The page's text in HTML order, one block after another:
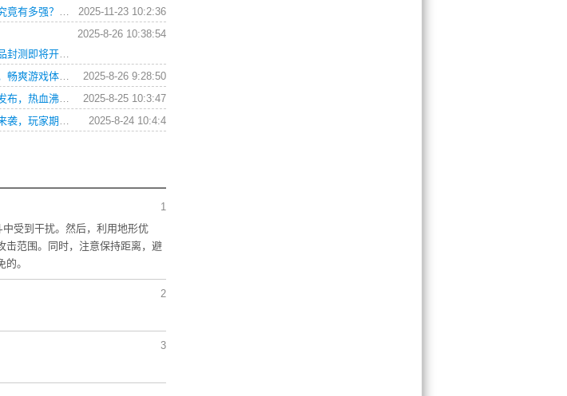
2025-11-23 10:2:36
1.76传奇开挂神器究竟有多强？高手必备攻略与技巧全解析？
2025-8-26 10:38:54
1.76传奇：全新精品封测即将开启！
2025-8-26 9:28:50
1.76传奇重磅推出，畅爽游戏体验等你来！这个消息在所有热爱传奇游戏的玩家中引起了轰动，毕竟1.76版本是传奇游戏中最著名的版本之一，是无数玩家最向往的传奇世界。
2025-8-25 10:3:47
1.76传奇精品私服发布，热血沸腾再战江湖
2025-8-24 10:4:4
1.76传奇版本再度来袭，玩家期待已久！这是一个令人兴奋的消息，许多老玩家都在翘首以待这个版本的到来。
1
受到干扰。然后，利用地形优
击范围。同时，注意保持距离，避
。
2
3